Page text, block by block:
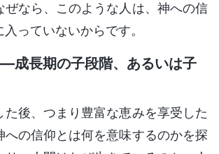
ぜなら、このような人は、神への信
っていないからです。
成長期の子段階、あるいは子
た後、つまり豊富な恵みを享受した
への信仰とは何を意味するのかを探